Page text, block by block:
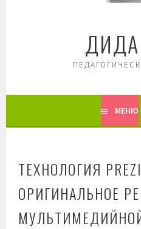
МЕНЮ
ТЕХНОЛОГИЯ
ОРИГИНАЛЬНОЕ